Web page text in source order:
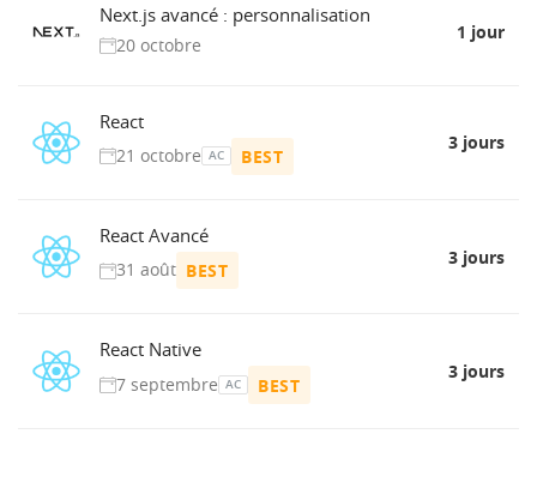
Next.js avancé : personnalisation
20 octobre
1 jour
React
21 octobre AC BEST
3 jours
React Avancé
31 août BEST
3 jours
React Native
7 septembre AC BEST
3 jours